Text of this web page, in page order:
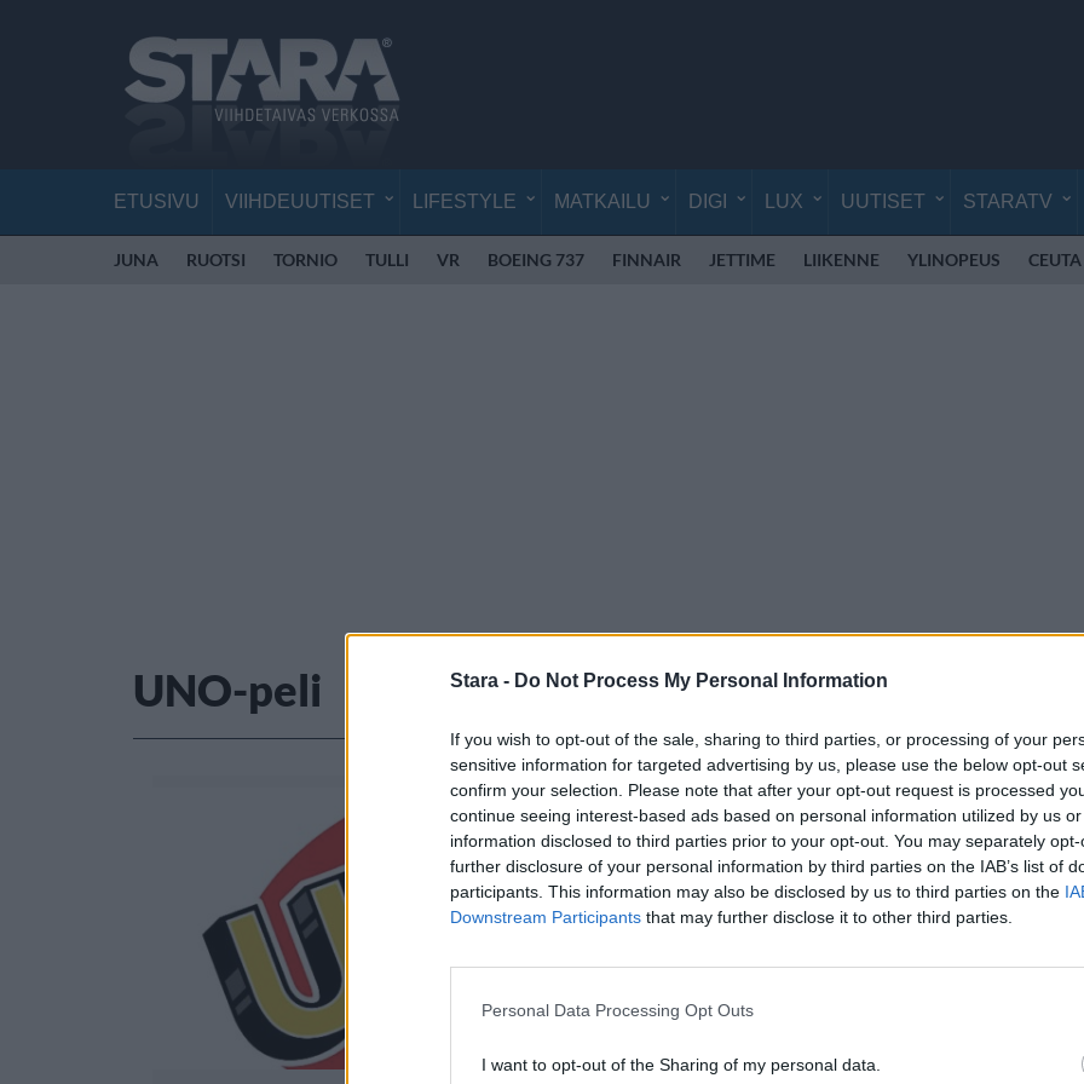
Stara - Do Not Process My Personal Information
If you wish to opt-out of the sale, sharing to third parties, or processing of your
sensitive information for targeted advertising by us, please use the below opt-out
confirm your selection. Please note that after your opt-out request is processed
continue seeing interest-based ads based on personal information utilized by us
information disclosed to third parties prior to your opt-out. You may separately
further disclosure of your personal information by third parties on the IAB’s list of
participants. This information may also be disclosed by us to third parties on the
Downstream Participants that may further disclose it to other third parties.
Personal Data Processing Opt Outs
I want to opt-out of the Sharing of my personal data.
ETUSIVU VIIHDEUUTISET LIFESTYLE MATKAILU DIGI LUX UUTISET STARATV
JUNA RUOTSI TORNIO TULLI VR BOEING 737 FINNAIR JETTIME LIIKENNE YLINOPEUS CEUTA
UNO-peli